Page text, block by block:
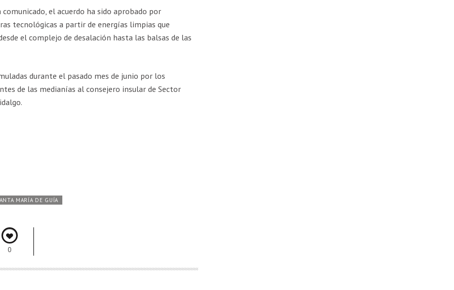
el acuerdo ha sido aprobado por
tecnológicas a partir de energías limpias que
el complejo de desalación hasta las balsas de las
durante el pasado mes de junio por los
de las medianías al consejero insular de Sector
MARÍA DE GUÍA
0